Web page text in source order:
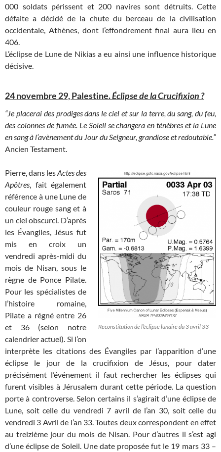
000 soldats périssent et 200 navires sont détruits. Cette
défaite a décidé de la chute du berceau de la civilisation
occidentale, Athènes, dont l’effondrement final aura lieu en
406.
L’éclipse de Lune de Nikias a eu ainsi une influence historique
décisive.
24 novembre 29, Palestine.Éclipse de la Crucifixion ?
“Je placerai des prodiges dans le ciel et sur la terre, du sang, du feu,
des colonnes de fumée. Le Soleil se changera en ténèbres et la Lune
en sang à l’avènement du Jour du Seigneur, grandiose et redoutable.”
Ancien Testament
Reconstitution de l’éclipse lunaire du 3 avril 33
Pierre, dans lesActes des
Apôtres , fait également
référence à une Lune de
couleur rouge sang et à
un ciel obscurci. D’après
les Évangiles, Jésus fut
mis en croix un
vendredi après-midi du
mois de Nisan, sous le
règne de Ponce Pilate.
Pour les spécialistes de
l’histoire romaine,
Pilate a régné entre 26
et 36 (selon notre
calendrier actuel). Si l’on
interprète les citations des Évangiles par l’apparition d’une
éclipse le jour de la crucifixion de Jésus, pour dater
précisément l’événement il faut rechercher les éclipses qui
furent visibles à Jérusalem durant cette période. La question
porte à controverse. Selon certains il s’agirait d’une éclipse de
Lune, soit celle du vendredi 7 avril de l’an 30, soit celle du
vendredi 3 Avril de l’an 33. Toutes deux correspondent en effet
au treizième jour du mois de Nisan. Pour d’autres il s’est agi
d’une éclipse de Soleil. Une date proposée fut le 19 mars 33 –